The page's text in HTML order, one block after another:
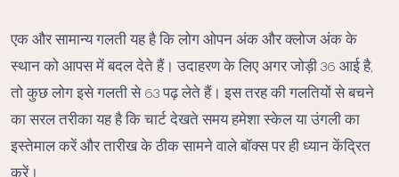
एक और सामान्य गलती यह है कि लोग ओपन अंक और क्लोज अंक के
स्थान को आपस में बदल देते हैं। उदाहरण के लिए अगर जोड़ी 36 आई है,
तो कुछ लोग इसे गलती से 63 पढ़ लेते हैं। इस तरह की गलतियों से बचने
का सरल तरीका यह है कि चार्ट देखते समय हमेशा स्केल या उंगली का
इस्तेमाल करें और तारीख के ठीक सामने वाले बॉक्स पर ही ध्यान केंद्रित
करें।